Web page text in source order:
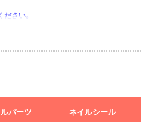
ださい｡
パーツ ネイルシール